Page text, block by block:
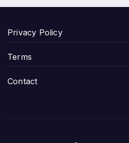
Privacy Policy
Terms
Contact